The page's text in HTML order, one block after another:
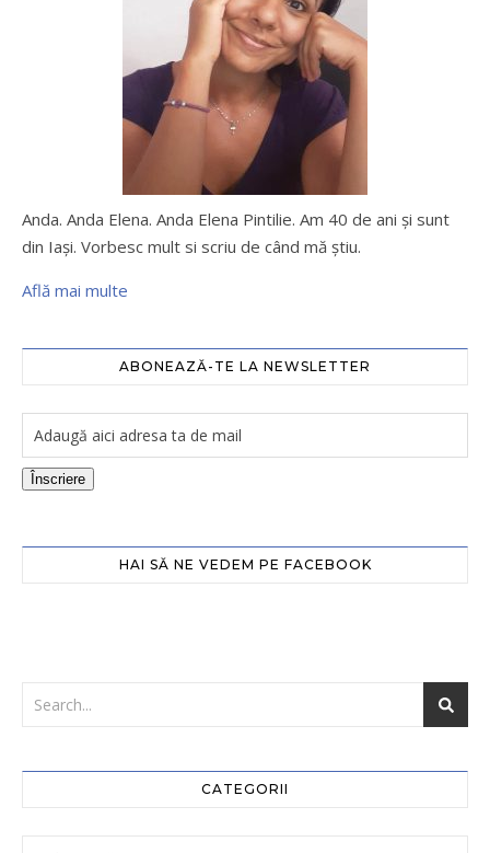
Anda. Anda Elena. Anda Elena Pintilie. Am 40 de ani şi sunt
din Iaşi. Vorbesc mult si scriu de când mă ştiu.
Află mai multe
ABONEAZĂ-TE LA NEWSLETTER
Înscriere
HAI SĂ NE VEDEM PE FACEBOOK
CATEGORII